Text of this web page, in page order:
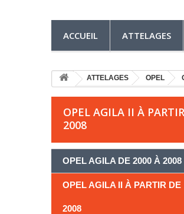
ACCUEIL ATTELAGES
ATTELAGES OPEL
OPEL AGILA II À
2008
OPEL AGILA DE 2000 À 2008
OPEL AGILA II À PARTIR DE
2008